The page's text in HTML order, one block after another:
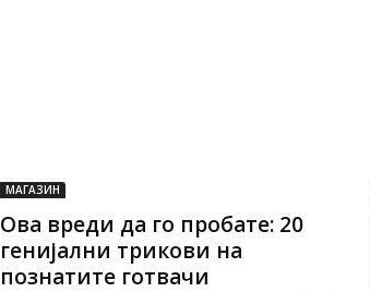
МАГАЗИН
Ова вреди да го пробате: 20
генијални трикови на
познатите готвачи